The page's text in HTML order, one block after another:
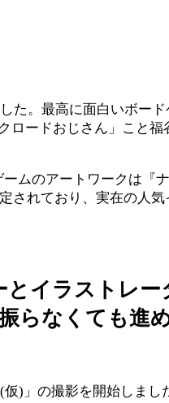
。最高に面白いボー
ードおじさん」こと
ムのアートワークは『
されており、実在の人
イラストレー
らなくても進
)」の撮影を開始しまし